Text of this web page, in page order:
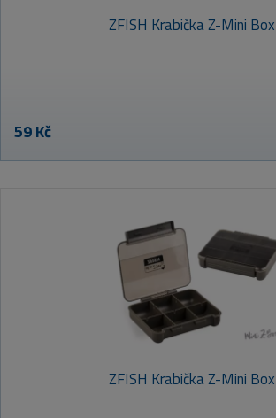
ZFISH Krabička Z-Mini
59 Kč
ZFISH Krabička Z-Mini